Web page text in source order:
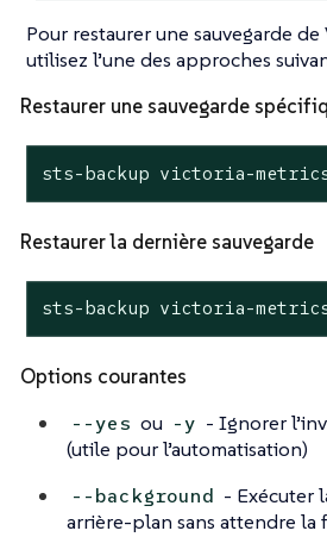
Pour restaurer une sauvegarde
utilisez l’une des approches
Restaurer une sauvegarde
sts-backup victoria-metrics
Restaurer la dernière sauvegarde
sts-backup victoria-metrics
Options courantes
--yes ou -y - Ignorer
(utile pour l’automatisation)
--background - Exécuter
arrière-plan sans attendre la